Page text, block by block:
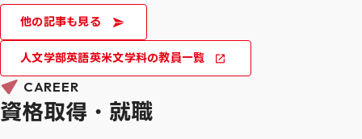
他の記事も見る
人文学部英語英米文学科の教員一覧
CAREER
資格取得・就職